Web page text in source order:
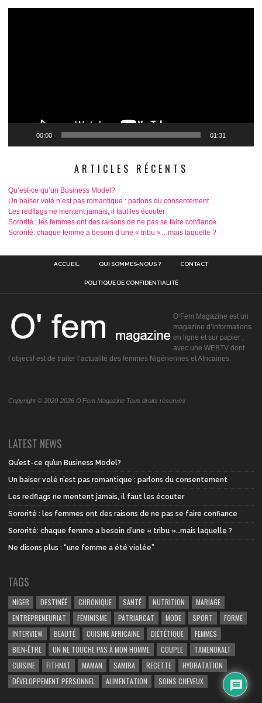
00:00 01:31
ARTICLES RÉCENTS
Qu’est-ce qu’un Business Model?
Un baiser volé n’est pas romantique : parlons du consentement
Les redflags ne mentent jamais, il faut les écouter
Sororité : les femmes ont des raisons de ne pas se faire confiance
Sororité: chaque femme a besoin d’une « tribu »…mais laquelle ?
ACCUEIL QUI SOMMES-NOUS ? CONTACT
POLITIQUE DE CONFIDENTIALITÉ
O’Fem Magazine est un
magazine d’informations
en ligne et sur papier ,
avec une WEBTV dont
l’objectif est de traiter l’actualité des femmes Nigériennes et Africaines.
Copyright © 2020-2026 O'Fem Magazine Tous droits réservés
LATEST NEWS
Qu’est-ce qu’un Business Model?
Un baiser volé n’est pas romantique : parlons du consentement
Les redflags ne mentent jamais, il faut les écouter
Sororité : les femmes ont des raisons de ne pas se faire confiance
Sororité: chaque femme a besoin d’une « tribu »…mais laquelle ?
Ne disons plus : “une femme a été violée”
TAGS
NIGER DESTINÉÉ CHRONIQUE SANTÉ NUTRITION
MARIAGE
ENTREPRENEURIAT
FÉMINISME PATRIARCAT MODE SPORT
FORME
INTERVIEW
BEAUTÉ CUISINE AFRICAINE DIÉTÉTIQUE
FEMMES
BIEN-ÊTRE
ON NE TOUCHE PAS À MON HOMME COUPLE
TAMENOKALT
CUISINE
FITHNAT MAMAN SAMIRA RECETTE
HYDRATATION
DÉVELOPPEMENT PERSONNEL
ALIMENTATION SOINS CHEVEUX